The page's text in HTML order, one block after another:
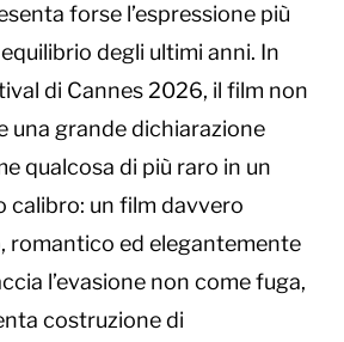
forse l’espressione più
degli ultimi anni. In
di Cannes 2026, il film non
una grande dichiarazione
qualcosa di più raro in un
calibro: un film davvero
romantico ed elegantemente
l’evasione non come fuga,
costruzione di